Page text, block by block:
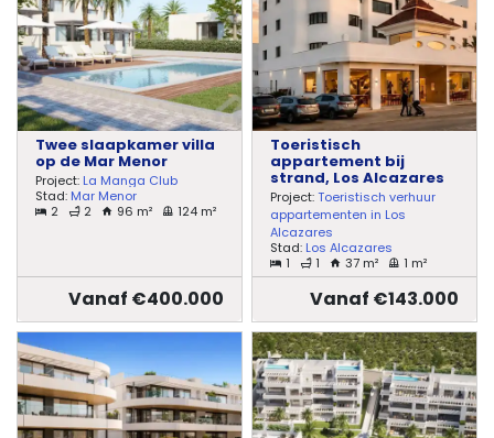
Twee slaapkamer villa
op de Mar Menor
Project: La Manga Club
Stad: Mar Menor
2
2 96 m² 124 m²
Vanaf €400.000
Toeristisch
appartement bij
strand, Los Alcazares
Project:Toeristisch verhuur
appartementen in Los
Alcazares
Stad: Los Alcazares
1
1 37 m² 1 m²
Vanaf €143.000